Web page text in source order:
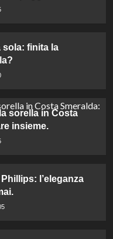
sola: finita la
sorella in Costa
insieme.
l’eleganza